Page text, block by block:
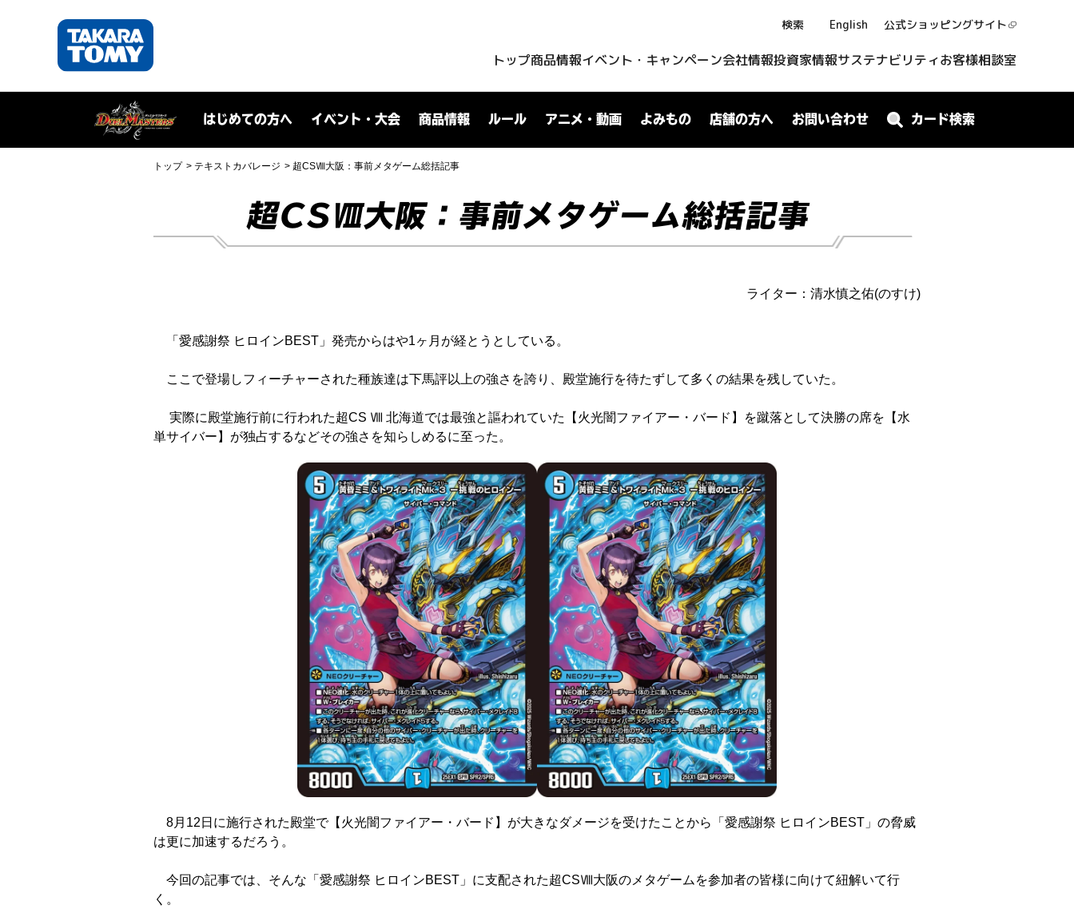
検索 English 公式ショッピングサイト
トップ商品情報イベント・キャンペーン会社情報投資家情報サステナビリティお客様相談室
はじめての方へ イベント・大会 商品情報 ルール アニメ・動画 よみもの 店舗の方へ お問い合わせ カード検索
トップ テキストカバレージ 超CSⅧ大阪：事前メタゲーム総括記事
超CSⅧ大阪：事前メタゲーム総括記事
ライター：清水慎之佑(のすけ)
「愛感謝祭 ヒロインBEST」発売からはや1ヶ月が経とうとしている。
ここで登場しフィーチャーされた種族達は下馬評以上の強さを誇り、殿堂施行を待たずして多くの結果を残していた。
実際に殿堂施行前に行われた超CS Ⅷ 北海道では最強と謳われていた【火光闇ファイアー・バード】を蹴落として決勝の席を【水
単サイバー】が独占するなどその強さを知らしめるに至った。
8月12日に施行された殿堂で【火光闇ファイアー・バード】が大きなダメージを受けたことから「愛感謝祭 ヒロインBEST」の脅威
は更に加速するだろう。
今回の記事では、そんな「愛感謝祭 ヒロインBEST」に支配された超CSⅧ大阪のメタゲームを参加者の皆様に向けて紐解いて行
く。